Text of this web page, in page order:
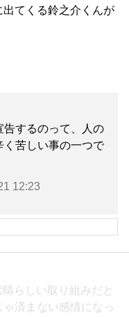
てくる鈴之介くんが
告するのって、人の
く苦しい事の一つで
12:23
らしい取り組みだと
済まない感情になっ